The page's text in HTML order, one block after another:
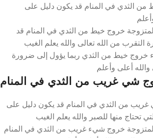
الثدي في المنام قد يكون دليل على
خروج خيط من الثدي في المنام قد
من الله تعالى والله يعلم الغيب
خروج خيط من الثدي ربما يؤول إلى ضرورة
والله أعلى وأعلم
شي غريب من الثدي في المنام
من الثدي في المنام قد يكون دليل على
تحتاج منها للصبر والله يعلم الغيب
خروج شيء غريب من الثدي في المنام